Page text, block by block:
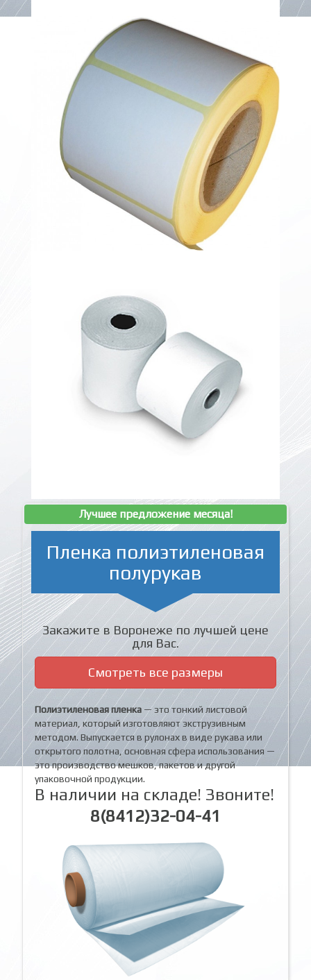
Лучшее предложение месяца!
Пленка полиэтиленовая
полурукав
Закажите в Воронеже по лучшей цене
для Вас.
Смотреть все размеры
Полиэтиленовая пленка — это тонкий листовой
материал, который изготовляют экструзивным
методом. Выпускается в рулонах в виде рукава или
открытого полотна, основная сфера использования —
это производство мешков, пакетов и другой
упаковочной продукции.
В наличии на складе! Звоните!
8(8412)32-04-41